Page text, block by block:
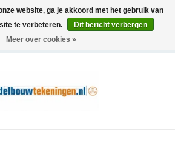
website, ga je akkoord met het gebruik van
te verbeteren.
Dit bericht verbergen
Meer over cookies »